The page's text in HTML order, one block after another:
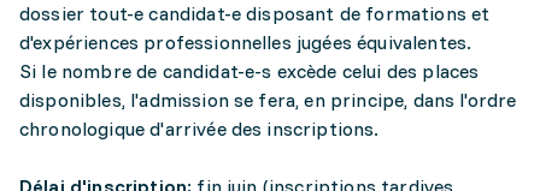
dossier tout-e candidat-e disposant de formations et
d'expériences professionnelles jugées équivalentes.
Si le nombre de candidat-e-s excède celui des places
disponibles, l'admission se fera, en principe, dans l'ordre
chronologique d'arrivée des inscriptions.
Délai d'inscription: fin juin (inscriptions tardives